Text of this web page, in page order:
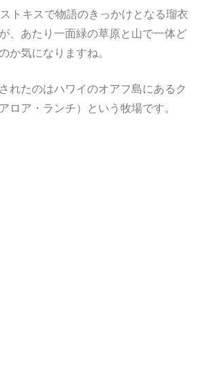
トキスで物語のきっかけとなる瑠衣
、あたり一面緑の草原と山で一体ど
か気になりますね。
れたのはハワイのオアフ島にあるク
ロア・ランチ）という牧場です。